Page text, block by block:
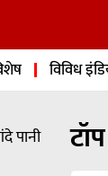
विविध
पानी